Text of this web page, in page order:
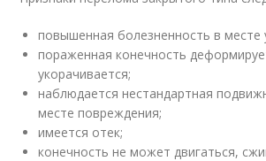
повышенная болезненность в месте
пораженная конечность
укорачивается;
наблюдается нестандартная
месте повреждения;
имеется отек;
конечность не может двигаться,